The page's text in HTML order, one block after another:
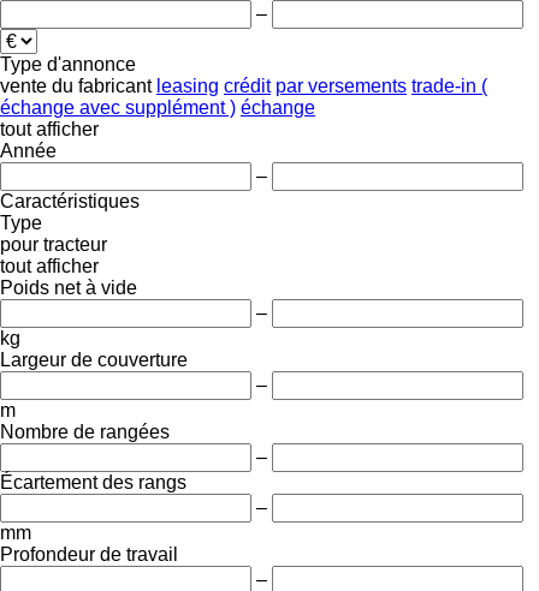
–
Type d'annonce
vente du fabricant leasing crédit par versements trade-in (
échange avec supplément ) échange
tout afficher
Année
–
Caractéristiques
Type
pour tracteur
tout afficher
Poids net à vide
–
kg
Largeur de couverture
–
m
Nombre de rangées
–
Écartement des rangs
–
mm
Profondeur de travail
–